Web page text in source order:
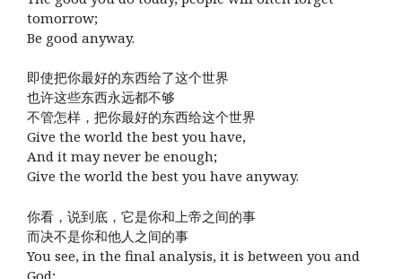
tomorrow;
Be good anyway.
即使把你最好的东西给了这个世界
也许这些东西永远都不够
不管怎样，把你最好的东西给这个世界
Give the world the best you have,
And it may never be enough;
Give the world the best you have anyway.
你看，说到底，它是你和上帝之间的事
而决不是你和他人之间的事
You see, in the final analysis, it is between you and
God;